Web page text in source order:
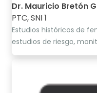
Dr. Mauricio Bretón
PTC, SNI 1
Estudios históricos de
estudios de riesgo,